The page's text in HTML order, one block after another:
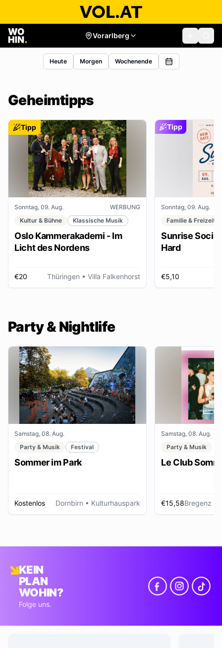
Vorarlberg
Heute Morgen Wochenende
Geheimtipps
Tipp
Sonntag, 09. Aug.
WERBUNG
Kultur & Bühne
Klassische Musik
Oslo Kammerakademi - Im
Licht des Nordens
€20 Thüringen • Villa Falkenhorst
Tipp
Sonntag, 09. Aug.
Familie & Freizeit
Sunrise
Hard
€5,10
Party & Nightlife
Samstag, 08. Aug.
Party & Musik
Festival
Sommer im Park
Kostenlos Dornbirn • Kulturhauspark
Samstag, 08. Aug.
Party & Musik
Le Club
€15,58Bregenz
KEIN
PLAN
WOHIN?
Folge uns.